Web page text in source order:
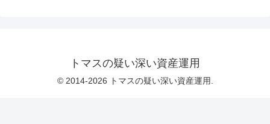
トマスの疑い深い資産運用
© 2014-2026 トマスの疑い深い資産運用.